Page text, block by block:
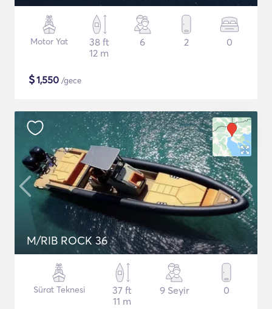
Motor Yat
38 ft
12 m
6 2 0
$1,550 /gece
M/RIB ROCK 36
Sürat Teknesi
37 ft
11 m
9 Seyir 0